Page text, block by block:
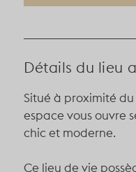
Détails du lieu
Situé à proximité
espace vous ouvre
chic et moderne.
Ce lieu de vie